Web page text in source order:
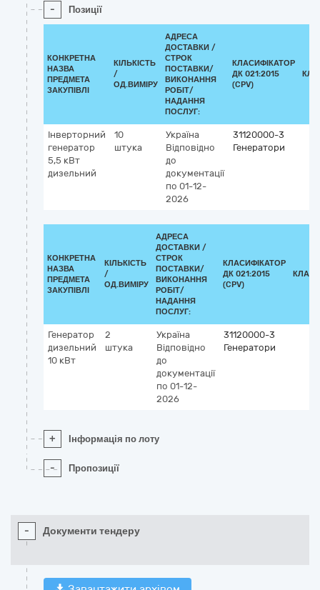
- Позиції
КОНКРЕТНА
НАЗВА
ПРЕДМЕТА
ЗАКУПІВЛІ
КІЛЬКІСТЬ
/
ОД.ВИМІРУ
АДРЕСА
ДОСТАВКИ /
СТРОК
ПОСТАВКИ/
ВИКОНАННЯ
РОБІТ/
НАДАННЯ
ПОСЛУГ:
КЛАСИФІКАТОР
ДК 021:2015
(CPV)
Інверторний
генератор
5,5 кВт
дизельний
10
штука
Україна
Відповідно
до
документації
по 01-12-
2026
31120000-3
Генератори
КОНКРЕТНА
НАЗВА
ПРЕДМЕТА
ЗАКУПІВЛІ
КІЛЬКІСТЬ
/
ОД.ВИМІРУ
АДРЕСА
ДОСТАВКИ /
СТРОК
ПОСТАВКИ/
ВИКОНАННЯ
РОБІТ/
НАДАННЯ
ПОСЛУГ:
КЛАСИФІКАТОР
ДК 021:2015
(CPV)
Генератор
дизельний
10 кВт
2
штука
Україна
Відповідно
до
документації
по 01-12-
2026
31120000-3
Генератори
+ Інформація по лоту
- Пропозиції
- Документи тендеру